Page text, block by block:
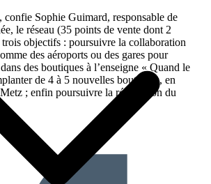
confie Sophie Guimard, responsable de
le réseau (35 points de vente dont 2
trois objectifs : poursuivre la collaboration
des aéroports ou des gares pour
des boutiques à l’enseigne « Quand le
de 4 à 5 nouvelles boutiques, en
; enfin poursuivre la rénovation du